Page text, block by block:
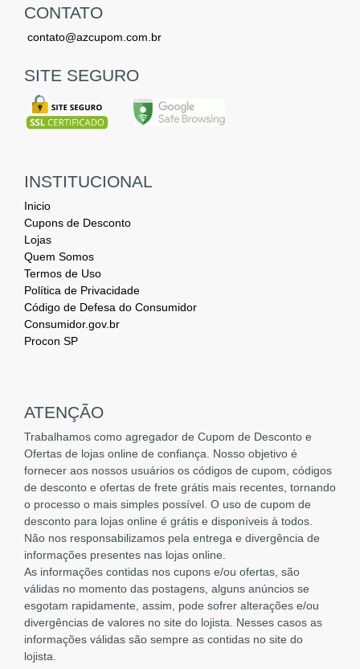
CONTATO
contato@azcupom.com.br
SITE SEGURO
INSTITUCIONAL
Inicio
Cupons de Desconto
Lojas
Quem Somos
Termos de Uso
Política de Privacidade
Código de Defesa do Consumidor
Consumidor.gov.br
Procon SP
ATENÇÃO
Trabalhamos como agregador de Cupom de Desconto e
Ofertas de lojas online de confiança. Nosso objetivo é
fornecer aos nossos usuários os códigos de cupom, códigos
de desconto e ofertas de frete grátis mais recentes, tornando
o processo o mais simples possível. O uso de cupom de
desconto para lojas online é grátis e disponíveis à todos.
Não nos responsabilizamos pela entrega e divergência de
informações presentes nas lojas online.
As informações contidas nos cupons e/ou ofertas, são
válidas no momento das postagens, alguns anúncios se
esgotam rapidamente, assim, pode sofrer alterações e/ou
divergências de valores no site do lojista. Nesses casos as
informações válidas são sempre as contidas no site do
lojista.